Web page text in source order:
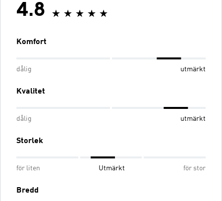
4.8
Komfort
dålig utmärkt
Kvalitet
dålig utmärkt
Storlek
för liten Utmärkt för stor
Bredd